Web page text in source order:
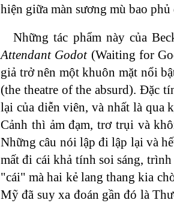
hiện giữa màn sương mù bao
Những tác phẩm này của
Attendant Godot(Waiting for
giả trở nên một khuôn mặt nổi
(the theatre of the absurd). Đặc
lại của diễn viên, và nhất là qua
Cảnh thì ảm đạm, trơ trụi và
Những câu nói lập đi lập lại và
mất đi cái khả tính soi sáng,
"cái" mà hai kẻ lang thang kia
Mỹ đã suy xa đoán gần đó là